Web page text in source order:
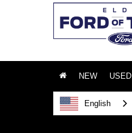
NEW USED
English